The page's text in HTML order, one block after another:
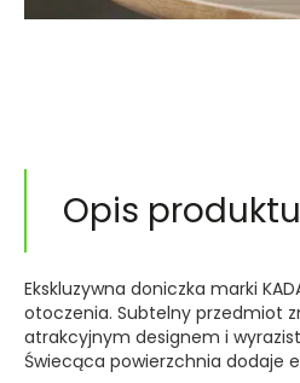
Opis produktu
Ekskluzywna doniczka marki
otoczenia. Subtelny przedmiot
atrakcyjnym designem i
Świecąca powierzchnia dodaje